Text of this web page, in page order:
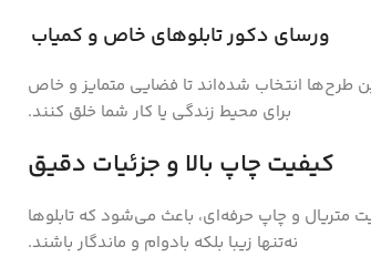
ورسای دکور تابلوهای خاص و کمیاب
طرح‌ها انتخاب شده‌اند تا فضایی متمایز و خاص
برای محیط زندگی یا کار شما خلق کنند.
کیفیت چاپ بالا و جزئیات دقیق
متریال و چاپ حرفه‌ای، باعث می‌شود که تابلوها
نه‌تنها زیبا بلکه بادوام و ماندگار باشند.